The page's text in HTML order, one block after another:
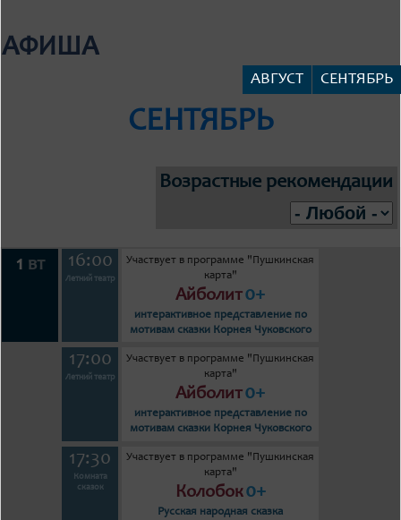
АВГУСТ СЕНТЯБРЬ
АФИША
СЕНТЯБРЬ
Возрастные рекомендации
1 вт 16:00
Летний театр
Участвует в программе "Пушкинская
карта"
Айболит0+
интерактивное представление по
мотивам сказки Корнея Чуковского
17:00
Летний театр
Участвует в программе "Пушкинская
карта"
Айболит0+
интерактивное представление по
мотивам сказки Корнея Чуковского
17:30
Комната
сказок
Участвует в программе "Пушкинская
карта"
Колобок0+
Русская народная сказка